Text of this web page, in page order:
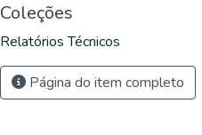
Coleções
Relatórios Técnicos
Página do item completo